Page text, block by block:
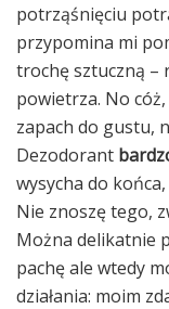
potrząśnięciu
przypomina mi
trochę sztuczną –
powietrza. No
zapach do gustu,
Dezodorant
wysycha do
Nie znoszę tego,
Można delikatnie
pachę ale wtedy
działania: moim